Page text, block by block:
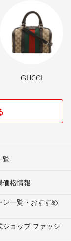
GUCCI
覧
価格情報
ン一覧・おすすめ
ショップ ファッシ